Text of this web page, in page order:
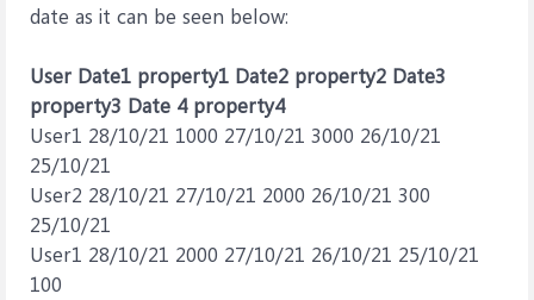
date as it can be seen below:
User Date1 property1 Date2 property2 Date3
property3 Date 4 property4
User1 28/10/21 1000 27/10/21 3000 26/10/21
25/10/21
User2 28/10/21 27/10/21 2000 26/10/21 300
25/10/21
User1 28/10/21 2000 27/10/21 26/10/21 25/10/21
100